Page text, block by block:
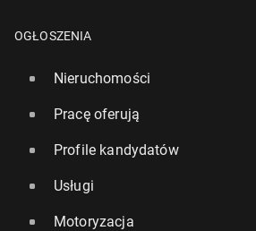
OGŁOSZENIA
Nieruchomości
Pracę oferują
Profile kandydatów
Usługi
Motoryzacja